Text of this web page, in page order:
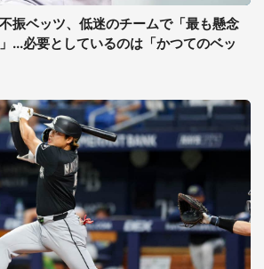
振ベッツ、低迷のチームで「最も懸念
...必要としているのは「かつてのベッ